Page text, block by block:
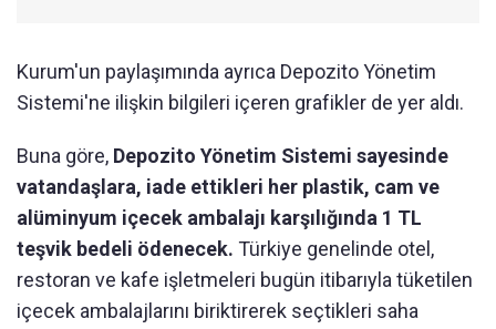
Kurum'un paylaşımında ayrıca Depozito Yönetim
Sistemi'ne ilişkin bilgileri içeren grafikler de yer aldı.
Buna göre, Depozito Yönetim Sistemi sayesinde
vatandaşlara, iade ettikleri her plastik, cam ve
alüminyum içecek ambalajı karşılığında 1 TL
teşvik bedeli ödenecek. Türkiye genelinde otel,
restoran ve kafe işletmeleri bugün itibarıyla tüketilen
içecek ambalajlarını biriktirerek seçtikleri saha